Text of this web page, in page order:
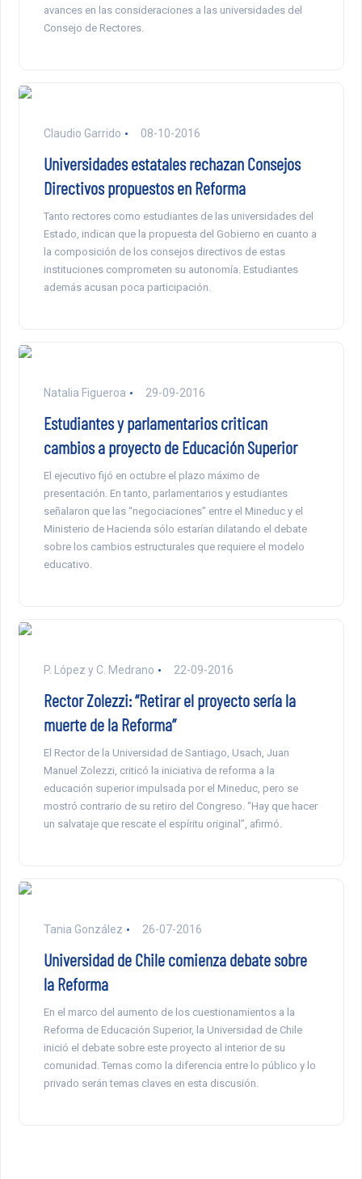
avances en las consideraciones a las universidades del
Consejo de Rectores.
Claudio Garrido 08-10-2016
Universidades estatales rechazan Consejos
Directivos propuestos en Reforma
Tanto rectores como estudiantes de las universidades del
Estado, indican que la propuesta del Gobierno en cuanto a
la composición de los consejos directivos de estas
instituciones comprometen su autonomía. Estudiantes
además acusan poca participación.
Natalia Figueroa 29-09-2016
Estudiantes y parlamentarios critican
cambios a proyecto de Educación Superior
El ejecutivo fijó en octubre el plazo máximo de
presentación. En tanto, parlamentarios y estudiantes
señalaron que las “negociaciones” entre el Mineduc y el
Ministerio de Hacienda sólo estarían dilatando el debate
sobre los cambios estructurales que requiere el modelo
educativo.
P. López y C. Medrano 22-09-2016
Rector Zolezzi: “Retirar el proyecto sería la
muerte de la Reforma”
El Rector de la Universidad de Santiago, Usach, Juan
Manuel Zolezzi, criticó la iniciativa de reforma a la
educación superior impulsada por el Mineduc, pero se
mostró contrario de su retiro del Congreso. “Hay que hacer
un salvataje que rescate el espíritu original”, afirmó.
Tania González 26-07-2016
Universidad de Chile comienza debate sobre
la Reforma
En el marco del aumento de los cuestionamientos a la
Reforma de Educación Superior, la Universidad de Chile
inició el debate sobre este proyecto al interior de su
comunidad. Temas como la diferencia entre lo público y lo
privado serán temas claves en esta discusión.